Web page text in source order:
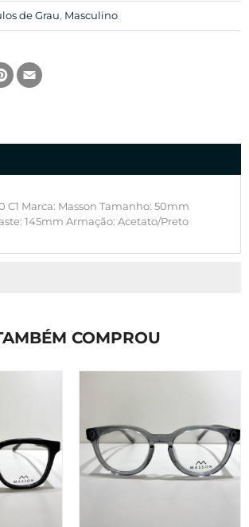
de Grau, Masculino
Pinterest
C1 Marca: Masson Tamanho: 50mm
145mm Armação: Acetato/Preto
COMPROU